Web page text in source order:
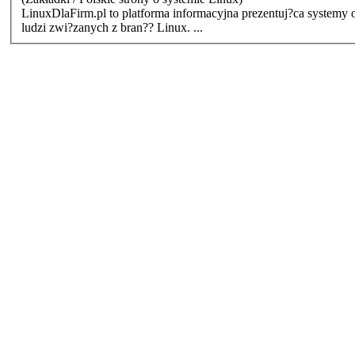
LinuxDlaFirm.pl to platforma informacyjna prezentuj?ca systemy
ludzi zwi?zanych z bran?? Linux. ...